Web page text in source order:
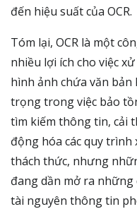
đến hiệu suất của OCR.
Tóm lại, OCR là một
nhiều lợi ích cho việc
hình ảnh chứa văn
trọng trong việc bảo
tìm kiếm thông tin, cải
động hóa các quy trình
thách thức, nhưng
đang dần mở ra
tài nguyên thông tin